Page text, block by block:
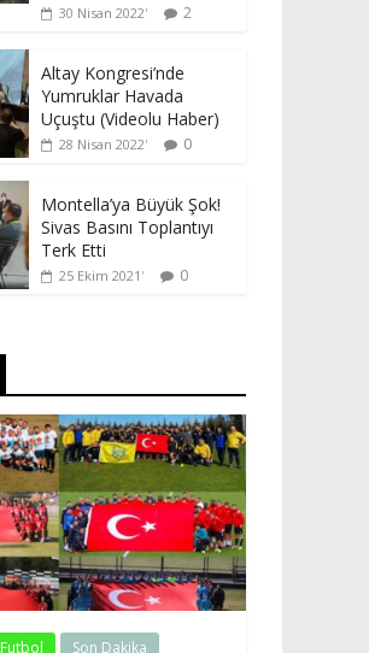
30 Nisan 2022 2
Altay Kongresi’nde
Yumruklar Havada
Uçuştu (Videolu Haber)
28 Nisan 2022 0
Montella’ya Büyük Şok!
Sivas Basını Toplantıyı
Terk Etti
25 Ekim 2021 0
Futbol Son Dakika